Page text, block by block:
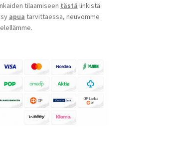
tilaamiseen tästä linkistä.
apua tarvittaessa, neuvomme